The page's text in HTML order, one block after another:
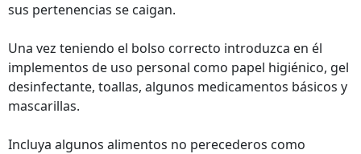
sus pertenencias se caigan.
Una vez teniendo el bolso correcto introduzca en él
implementos de uso personal como papel higiénico, gel
desinfectante, toallas, algunos medicamentos básicos y
mascarillas.
Incluya algunos alimentos no perecederos como